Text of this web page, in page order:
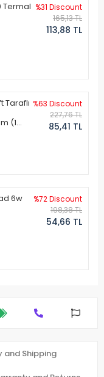
Termal %31 Discount
165,13 TL
113,88 TL
Taraflı
(1
%63 Discount
227,76 TL
85,41 TL
6w
%72 Discount
198,38 TL
54,66 TL
and Shipping